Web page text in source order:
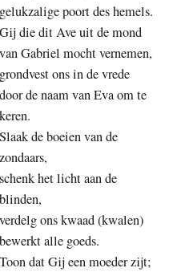
gelukzalige poort des hemels.
Gij die dit Ave uit de mond
van Gabriel mocht vernemen,
grondvest ons in de vrede
door de naam van Eva om te
keren.
Slaak de boeien van de
zondaars,
schenk het licht aan de
blinden,
verdelg ons kwaad (kwalen)
bewerkt alle goeds.
Toon dat Gij een moeder zijt;